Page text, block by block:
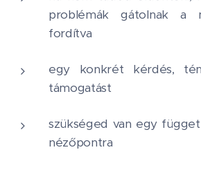
problémák gátolnak a
fordítva
egy konkrét kérdés,
támogatást
szükséged van egy
nézőpontra